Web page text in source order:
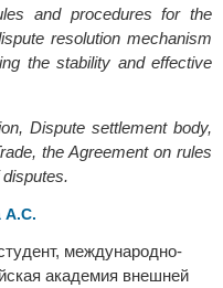
and procedures for the
resolution mechanism
the stability and effective
Dispute settlement body,
the Agreement on rules
А.С.
международно-
академия внешней